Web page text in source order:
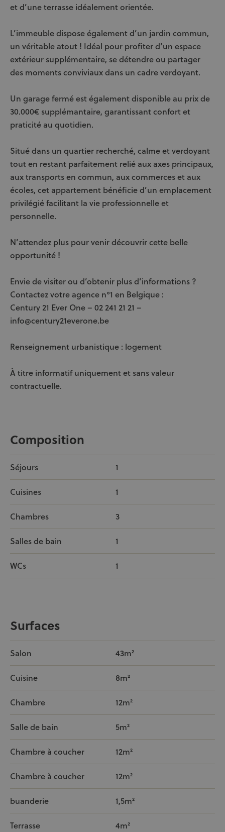
et d’une terrasse idéalement orientée.
L’immeuble dispose également d’un jardin commun,
un véritable atout ! Idéal pour profiter d’un espace
extérieur supplémentaire, se détendre ou partager
des moments conviviaux dans un cadre verdoyant.
Un garage fermé est également disponible au prix de
30.000€ supplémantaire, garantissant confort et
praticité au quotidien.
Situé dans un quartier recherché, calme et verdoyant
tout en restant parfaitement relié aux axes principaux,
aux transports en commun, aux commerces et aux
écoles, cet appartement bénéficie d’un emplacement
privilégié facilitant la vie professionnelle et
personnelle.
N’attendez plus pour venir découvrir cette belle
opportunité !
Envie de visiter ou d’obtenir plus d’informations ?
Contactez votre agence n°1 en Belgique :
Century 21 Ever One – 02 241 21 21 –
info@century21everone.be
Renseignement urbanistique : logement
À titre informatif uniquement et sans valeur
contractuelle.
Composition
Séjours 1
Cuisines 1
Chambres 3
Salles de bain 1
WCs 1
Surfaces
Salon 43m²
Cuisine 8m²
Chambre 12m²
Salle de bain 5m²
Chambre à coucher 12m²
Chambre à coucher 12m²
buanderie 1,5m²
Terrasse 4m²